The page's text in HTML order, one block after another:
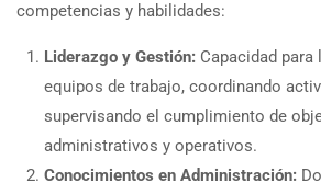
competencias y habilidades:
Liderazgo y Gestión: Capacidad
equipos de trabajo, coordinando
supervisando el cumplimiento de
administrativos y operativos.
Conocimientos en Administración: